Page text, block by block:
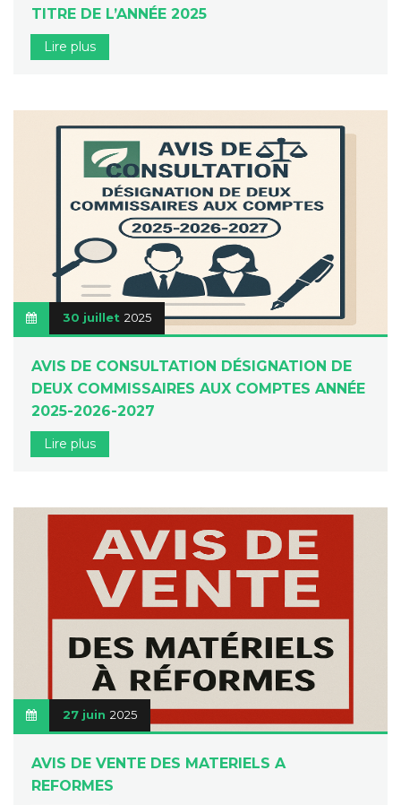
TITRE DE L’ANNÉE 2025
Lire plus
AVIS DE CONSULTATION DÉSIGNATION DE
DEUX COMMISSAIRES AUX COMPTES ANNÉE
2025-2026-2027
30 juillet 2025
Lire plus
AVIS DE VENTE DES MATERIELS A
REFORMES
27 juin 2025